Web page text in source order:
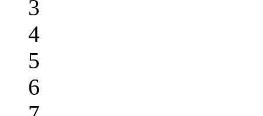
3
4
5
6